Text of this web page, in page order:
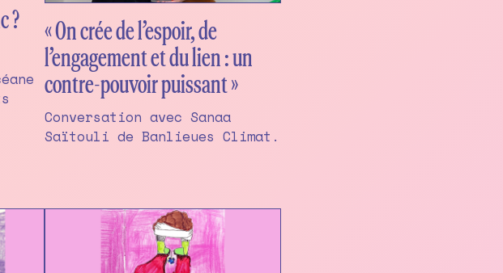
?
« On crée de l’espoir, de
l’engagement et du lien : un
contre-pouvoir puissant »
Conversation avec Sanaa
Saïtouli de Banlieues Climat.